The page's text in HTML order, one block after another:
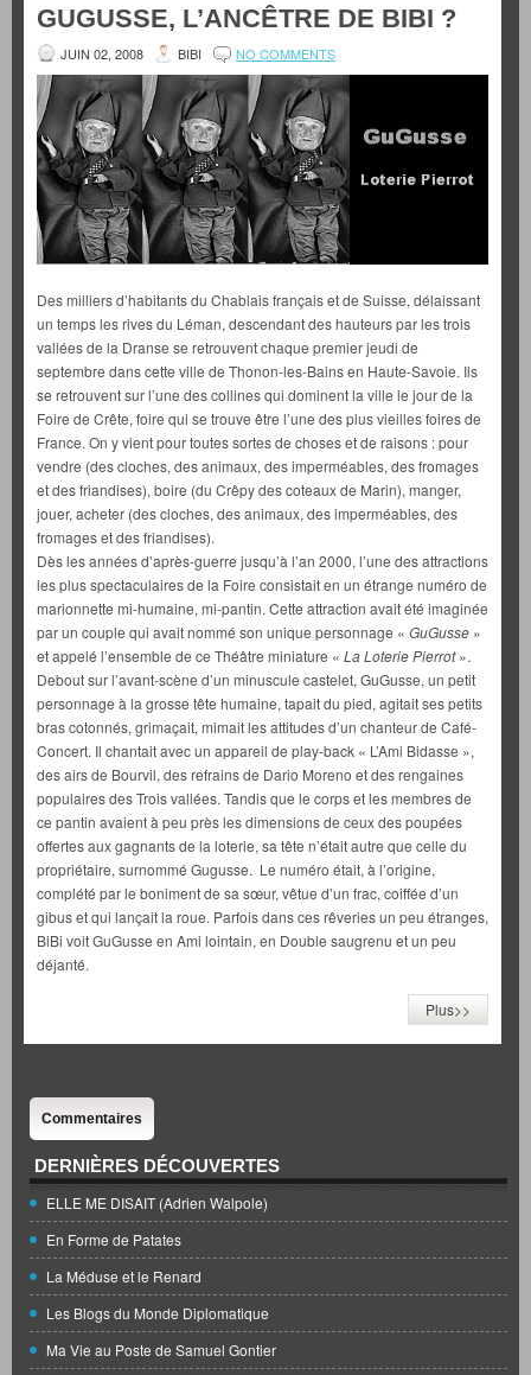
GUGUSSE, L’ANCÊTRE DE BIBI ?
JUIN 02, 2008 BIBI NO COMMENTS
Des milliers d’habitants du Chablais français et de Suisse, délaissant
un temps les rives du Léman, descendant des hauteurs par les trois
vallées de la Dranse se retrouvent chaque premier jeudi de
septembre dans cette ville de Thonon-les-Bains en Haute-Savoie. Ils
se retrouvent sur l’une des collines qui dominent la ville le jour de la
Foire de Crête, foire qui se trouve être l’une des plus vieilles foires de
France. On y vient pour toutes sortes de choses et de raisons : pour
vendre (des cloches, des animaux, des imperméables, des fromages
et des friandises), boire (du Crêpy des coteaux de Marin), manger,
jouer, acheter (des cloches, des animaux, des imperméables, des
fromages et des friandises).
Dès les années d’après-guerre jusqu’à l’an 2000, l’une des attractions
les plus spectaculaires de la Foire consistait en un étrange numéro de
marionnette mi-humaine, mi-pantin. Cette attraction avait été imaginée
par un couple qui avait nommé son unique personnage « GuGusse »
et appelé l’ensemble de ce Théâtre miniature « La Loterie Pierrot».
Debout sur l’avant-scène d’un minuscule castelet, GuGusse, un petit
personnage à la grosse tête humaine, tapait du pied, agitait ses petits
bras cotonnés, grimaçait, mimait les attitudes d’un chanteur de Café-
Concert. Il chantait avec un appareil de play-back « L’Ami Bidasse »,
des airs de Bourvil, des refrains de Dario Moreno et des rengaines
populaires des Trois vallées. Tandis que le corps et les membres de
ce pantin avaient à peu près les dimensions de ceux des poupées
offertes aux gagnants de la loterie, sa tête n’était autre que celle du
propriétaire, surnommé Gugusse. Le numéro était, à l’origine,
complété par le boniment de sa sœur, vêtue d’un frac, coiffée d’un
gibus et qui lançait la roue. Parfois dans ces rêveries un peu étranges,
BiBi voit GuGusse en Ami lointain, en Double saugrenu et un peu
déjanté.
Plus>>
Commentaires
DERNIÈRES DÉCOUVERTES
ELLE ME DISAIT (Adrien Walpole)
En Forme de Patates
La Méduse et le Renard
Les Blogs du Monde Diplomatique
Ma Vie au Poste de Samuel Gontier